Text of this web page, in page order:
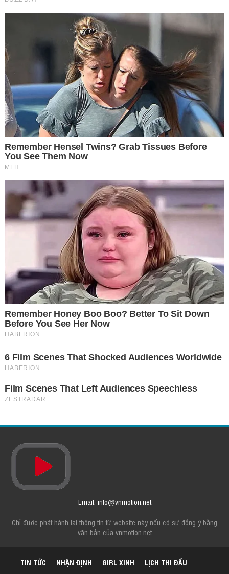
Email: info@vnmotion.net
Chỉ được phát hành lại thông tin từ website này nếu có sự đồng ý bằng
văn bản của vnmotion.net
TIN TỨC NHẬN ĐỊNH GIRL XINH LỊCH THI ĐẤU